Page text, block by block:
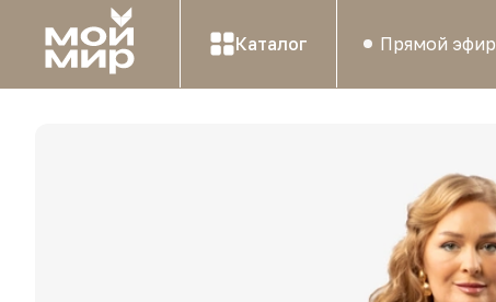
Каталог Прямой эфир